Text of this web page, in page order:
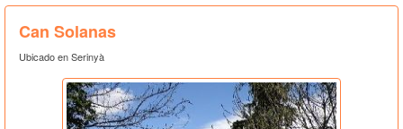
Can Solanas
Ubicado en Serinyà